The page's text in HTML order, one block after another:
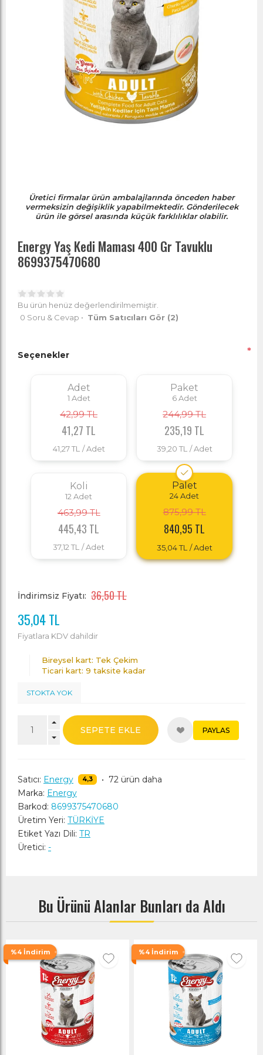
Üretici firmalar ürün ambalajlarında önceden haber
vermeksizin değişiklik yapabilmektedir. Gönderilecek
ürün ile görsel arasında küçük farklılıklar olabilir.
Energy Yaş Kedi Maması 400 Gr Tavuklu
8699375470680
Bu ürün henüz değerlendirilmemiştir.
0 Soru & Cevap • Tüm Satıcıları Gör (2)
Seçenekler *
Adet
1 Adet
42,99 TL
41,27 TL
41,27 TL / Adet
Paket
6 Adet
244,99 TL
235,19 TL
39,20 TL / Adet
Koli
12 Adet
463,99 TL
445,43 TL
37,12 TL / Adet
Palet
24Adet
875,99 TL
840,95 TL
35,04 TL / Adet
İndirimsiz Fiyatı: 36,50 TL
35,04 TL
Fiyatlara KDV dahildir
Bireysel kart: Tek Çekim
Ticari kart: 9 taksite kadar
STOKTA YOK
SEPETE EKLE PAYLAS
Satıcı: Energy 4,3 • 72 ürün daha
Marka: Energy
Barkod: 8699375470680
Üretim Yeri: TÜRKİYE
Etiket Yazı Dili: TR
Üretici: -
Bu Ürünü Alanlar Bunları da Aldı
%4 İndirim %4 İndirim